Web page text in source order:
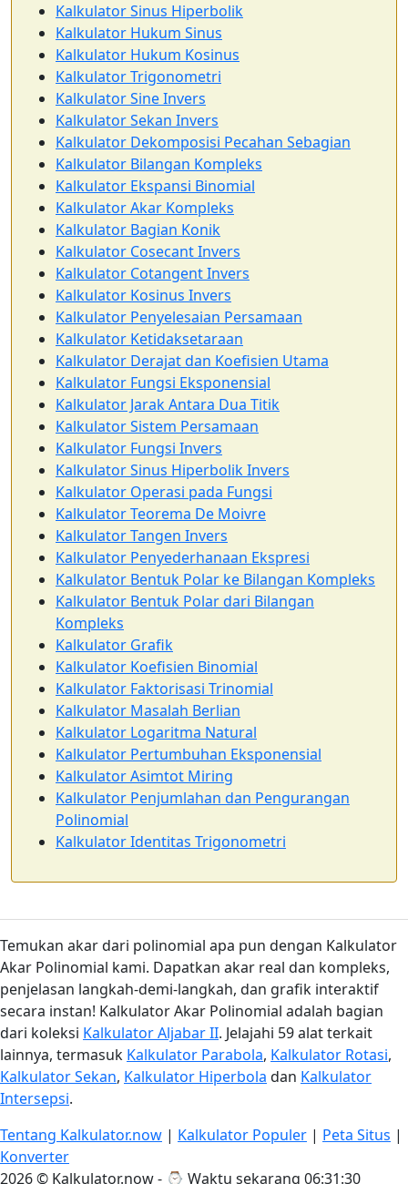
Kalkulator Sinus Hiperbolik
Kalkulator Hukum Sinus
Kalkulator Hukum Kosinus
Kalkulator Trigonometri
Kalkulator Sine Invers
Kalkulator Sekan Invers
Kalkulator Dekomposisi Pecahan Sebagian
Kalkulator Bilangan Kompleks
Kalkulator Ekspansi Binomial
Kalkulator Akar Kompleks
Kalkulator Bagian Konik
Kalkulator Cosecant Invers
Kalkulator Cotangent Invers
Kalkulator Kosinus Invers
Kalkulator Penyelesaian Persamaan
Kalkulator Ketidaksetaraan
Kalkulator Derajat dan Koefisien Utama
Kalkulator Fungsi Eksponensial
Kalkulator Jarak Antara Dua Titik
Kalkulator Sistem Persamaan
Kalkulator Fungsi Invers
Kalkulator Sinus Hiperbolik Invers
Kalkulator Operasi pada Fungsi
Kalkulator Teorema De Moivre
Kalkulator Tangen Invers
Kalkulator Penyederhanaan Ekspresi
Kalkulator Bentuk Polar ke Bilangan Kompleks
Kalkulator Bentuk Polar dari Bilangan
Kompleks
Kalkulator Grafik
Kalkulator Koefisien Binomial
Kalkulator Faktorisasi Trinomial
Kalkulator Masalah Berlian
Kalkulator Logaritma Natural
Kalkulator Pertumbuhan Eksponensial
Kalkulator Asimtot Miring
Kalkulator Penjumlahan dan Pengurangan
Polinomial
Kalkulator Identitas Trigonometri
Temukan akar dari polinomial apa pun dengan Kalkulator
Akar Polinomial kami. Dapatkan akar real dan kompleks,
penjelasan langkah-demi-langkah, dan grafik interaktif
secara instan! Kalkulator Akar Polinomial adalah bagian
dari koleksi Kalkulator Aljabar II. Jelajahi 59 alat terkait
lainnya, termasuk Kalkulator Parabola, Kalkulator Rotasi,
Kalkulator Sekan, Kalkulator Hiperbola dan Kalkulator
Intersepsi.
Tentang Kalkulator.now | Kalkulator Populer | Peta Situs |
Konverter
2026 © Kalkulator.now - ⌚ Waktu sekarang 06:31:30